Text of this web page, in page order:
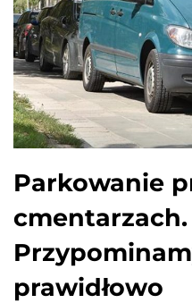
Parkowanie
cmentarzach.
prawidłowo